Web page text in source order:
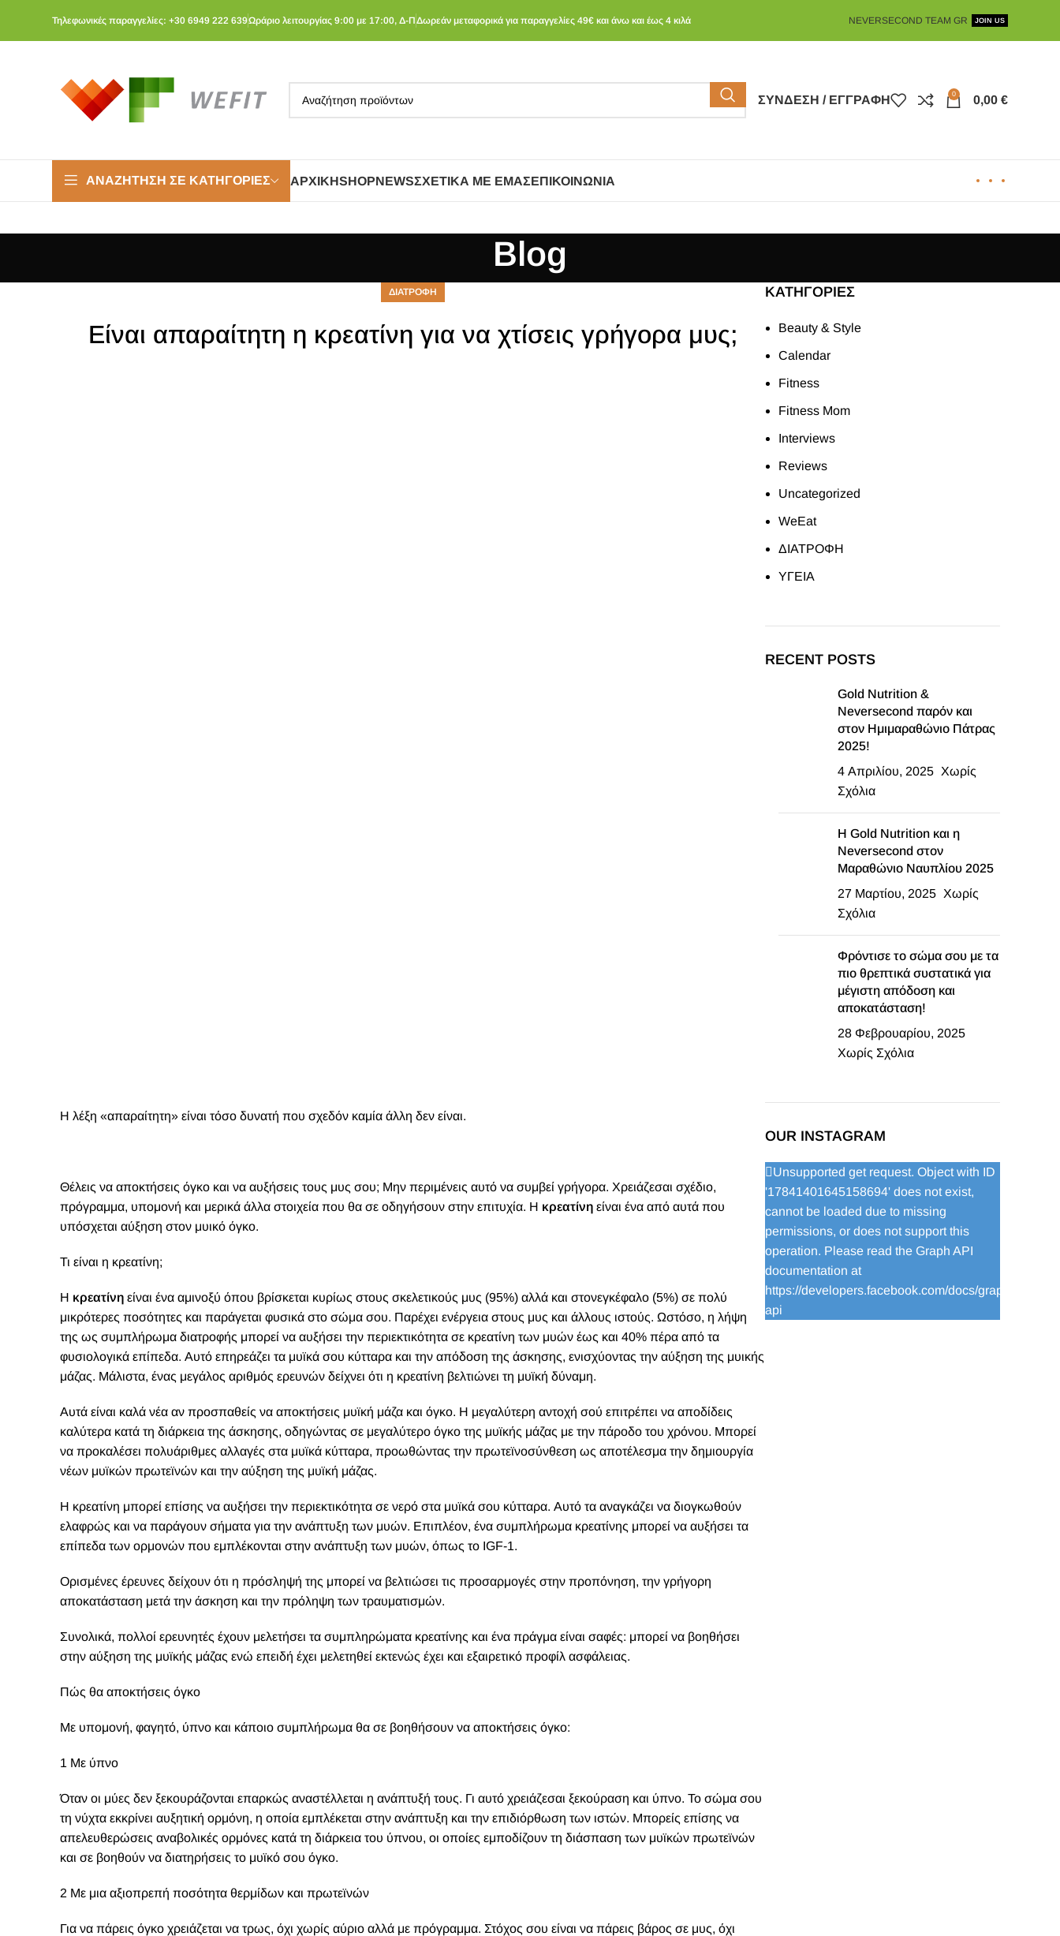
Τηλεφωνικές παραγγελίες: +30 6949 222 639Ωράριο λειτουργίας 9:00 με 17:00, Δ-ΠΔωρεάν μεταφορικά για παραγγελίες 49€ και άνω και έως 4 κιλά NEVERSECOND TEAM GR JOIN US
ΣΎΝΔΕΣΗ / ΕΓΓΡΑΦΉ 0 0,00 €
ΑΝΑΖΉΤΗΣΗ ΣΕ ΚΑΤΗΓΟΡΊΕΣ ΑΡΧΙΚΉSHOPNEWSΣΧΕΤΙΚΆ ΜΕ ΕΜΆΣΕΠΙΚΟΙΝΩΝΊΑ
Blog
ΔΙΑΤΡΟΦΗ
Είναι απαραίτητη η κρεατίνη για να χτίσεις γρήγορα μυς;
Η λέξη «απαραίτητη» είναι τόσο δυνατή που σχεδόν καμία άλλη δεν είναι.
Θέλεις να αποκτήσεις όγκο και να αυξήσεις τους μυς σου; Μην περιμένεις αυτό να συμβεί γρήγορα. Χρειάζεσαι σχέδιο,
πρόγραμμα, υπομονή και μερικά άλλα στοιχεία που θα σε οδηγήσουν στην επιτυχία. Η κρεατίνη είναι ένα από αυτά που
υπόσχεται αύξηση στον μυικό όγκο.
Τι είναι η κρεατίνη;
Η κρεατίνη είναι ένα αμινοξύ όπου βρίσκεται κυρίως στους σκελετικούς μυς (95%) αλλά και στονεγκέφαλο (5%) σε πολύ
μικρότερες ποσότητες και παράγεται φυσικά στο σώμα σου. Παρέχει ενέργεια στους μυς και άλλους ιστούς. Ωστόσο, η λήψη
της ως συμπλήρωμα διατροφής μπορεί να αυξήσει την περιεκτικότητα σε κρεατίνη των μυών έως και 40% πέρα ​​από τα
φυσιολογικά επίπεδα. Αυτό επηρεάζει τα μυϊκά σου κύτταρα και την απόδοση της άσκησης, ενισχύοντας την αύξηση της μυικής
μάζας. Μάλιστα, ένας μεγάλος αριθμός ερευνών δείχνει ότι η κρεατίνη βελτιώνει τη μυϊκή δύναμη.
Αυτά είναι καλά νέα αν προσπαθείς να αποκτήσεις μυϊκή μάζα και όγκο. Η μεγαλύτερη αντοχή σού επιτρέπει να αποδίδεις
καλύτερα κατά τη διάρκεια της άσκησης, οδηγώντας σε μεγαλύτερο όγκο της μυϊκής μάζας με την πάροδο του χρόνου. Μπορεί
να προκαλέσει πολυάριθμες αλλαγές στα μυϊκά κύτταρα, προωθώντας την πρωτεϊνοσύνθεση ως αποτέλεσμα την δημιουργία
νέων μυϊκών πρωτεϊνών και την αύξηση της μυϊκή μάζας.
Η κρεατίνη μπορεί επίσης να αυξήσει την περιεκτικότητα σε νερό στα μυϊκά σου κύτταρα. Αυτό τα αναγκάζει να διογκωθούν
ελαφρώς και να παράγουν σήματα για την ανάπτυξη των μυών. Επιπλέον, ένα συμπλήρωμα κρεατίνης μπορεί να αυξήσει τα
επίπεδα των ορμονών που εμπλέκονται στην ανάπτυξη των μυών, όπως το IGF-1.
Ορισμένες έρευνες δείχουν ότι η πρόσληψή της μπορεί να βελτιώσει τις προσαρμογές στην προπόνηση, την γρήγορη
αποκατάσταση μετά την άσκηση και την πρόληψη των τραυματισμών.
Συνολικά, πολλοί ερευνητές έχουν μελετήσει τα συμπληρώματα κρεατίνης και ένα πράγμα είναι σαφές: μπορεί να βοηθήσει
στην αύξηση της μυϊκής μάζας ενώ επειδή έχει μελετηθεί εκτενώς έχει και εξαιρετικό προφίλ ασφάλειας.
Πώς θα αποκτήσεις όγκο
Με υπομονή, φαγητό, ύπνο και κάποιο συμπλήρωμα θα σε βοηθήσουν να αποκτήσεις όγκο:
1 Με ύπνο
Όταν οι μύες δεν ξεκουράζονται επαρκώς αναστέλλεται η ανάπτυξή τους. Γι αυτό χρειάζεσαι ξεκούραση και ύπνο. Το σώμα σου
τη νύχτα εκκρίνει αυξητική ορμόνη, η οποία εμπλέκεται στην ανάπτυξη και την επιδιόρθωση των ιστών. Μπορείς επίσης να
απελευθερώσεις αναβολικές ορμόνες κατά τη διάρκεια του ύπνου, οι οποίες εμποδίζουν τη διάσπαση των μυϊκών πρωτεϊνών
και σε βοηθούν να διατηρήσεις το μυϊκό σου όγκο.
2 Με μια αξιοπρεπή ποσότητα θερμίδων και πρωτεϊνών
Για να πάρεις όγκο χρειάζεται να τρως, όχι χωρίς αύριο αλλά με πρόγραμμα. Στόχος σου είναι να πάρεις βάρος σε μυς, όχι
KΑΤΗΓΟΡΊΕΣ
Beauty & Style
Calendar
Fitness
Fitness Mom
Interviews
Reviews
Uncategorized
WeEat
ΔΙΑΤΡΟΦΗ
ΥΓΕΙΑ
RECENT POSTS
Gold Nutrition &
Neversecond παρόν και
στον Ημιμαραθώνιο Πάτρας
2025!
4 Απριλίου, 2025 Χωρίς
Σχόλια
Η Gold Nutrition και η
Neversecond στον
Μαραθώνιο Ναυπλίου 2025
27 Μαρτίου, 2025 Χωρίς
Σχόλια
Φρόντισε το σώμα σου με τα
πιο θρεπτικά συστατικά για
μέγιστη απόδοση και
αποκατάσταση!
28 Φεβρουαρίου, 2025
Χωρίς Σχόλια
OUR INSTAGRAM
Unsupported get request. Object with ID
'17841401645158694' does not exist,
cannot be loaded due to missing
permissions, or does not support this
operation. Please read the Graph API
documentation at
https://developers.facebook.com/docs/graph-
api